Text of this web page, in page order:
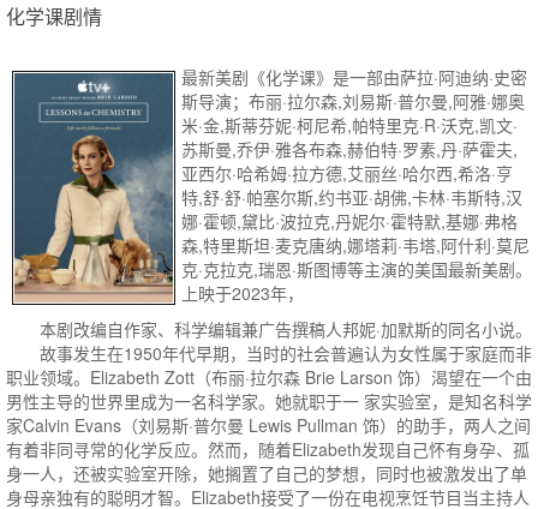
化学课剧情
最新美剧《化学课》是一部由萨拉·阿迪纳·史密
斯导演；布丽·拉尔森,刘易斯·普尔曼,阿雅·娜奥
米·金,斯蒂芬妮·柯尼希,帕特里克·R·沃克,凯文·
苏斯曼,乔伊·雅各布森,赫伯特·罗素,丹·萨霍夫,
亚西尔·哈希姆·拉方德,艾丽丝·哈尔西,希洛·亨
特,舒·舒·帕塞尔斯,约书亚·胡佛,卡林·韦斯特,汉
娜·霍顿,黛比·波拉克,丹妮尔·霍特默,基娜·弗格
森,特里斯坦·麦克唐纳,娜塔莉·韦塔,阿什利·莫尼
克·克拉克,瑞恩·斯图博等主演的美国最新美剧。
上映于2023年，
本剧改编自作家、科学编辑兼广告撰稿人邦妮·加默斯的同名小说。
故事发生在1950年代早期，当时的社会普遍认为女性属于家庭而非
职业领域。Elizabeth Zott（布丽·拉尔森 Brie Larson 饰）渴望在一个由
男性主导的世界里成为一名科学家。她就职于一 家实验室，是知名科学
家Calvin Evans（刘易斯·普尔曼 Lewis Pullman 饰）的助手，两人之间
有着非同寻常的化学反应。然而，随着Elizabeth发现自己怀有身孕、孤
身一人，还被实验室开除，她搁置了自己的梦想，同时也被激发出了单
身母亲独有的聪明才智。Elizabeth接受了一份在电视烹饪节目当主持人